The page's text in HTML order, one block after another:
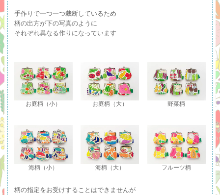
手作りで一つ一つ裁断しているため
柄の出方が下の写真のように
それぞれ異なる作りになっています
お庭柄（小） お庭柄（大） 野菜柄
海柄（小） 海柄（大） フルーツ柄
柄の指定をお受けすることはできませんが